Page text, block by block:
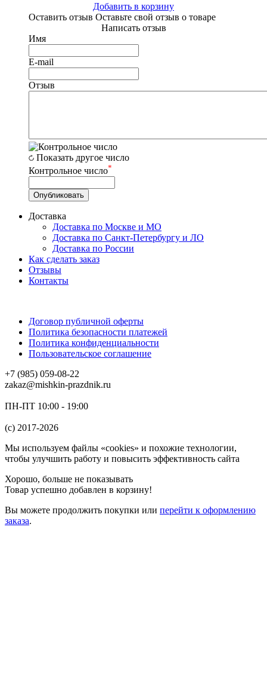
Добавить в корзину
Оставить отзыв Оставьте свой отзыв о товаре
Написать отзыв
Имя
E-mail
Отзыв
Показать другое число
Контрольное число*
Доставка
Доставка по Москве и МО
Доставка по Санкт-Петербургу и ЛО
Доставка по России
Как сделать заказ
Отзывы
Контакты
Договор публичной оферты
Политика безопасности платежей
Политика конфиденциальности
Пользовательское соглашение
+7 (985) 059-08-22
zakaz@mishkin-prazdnik.ru
ПН-ПТ 10:00 - 19:00
(c) 2017-2026
Мы используем файлы «cookies» и похожие технологии,
чтобы улучшить работу и повысить эффективность сайта
Хорошо, больше не показывать
Товар успешно добавлен в корзину!
Вы можете продолжить покупки или перейти к оформлению
заказа.